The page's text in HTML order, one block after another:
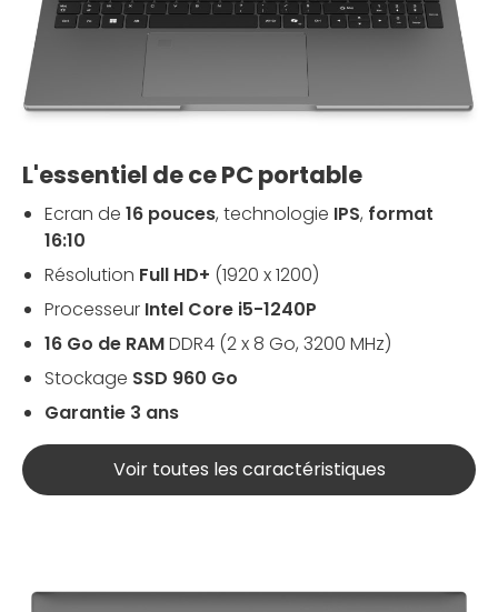
L'essentiel de ce PC portable
Ecran de 16 pouces, technologie IPS, format
16:10
Résolution Full HD+ (1920 x 1200)
Processeur Intel Core i5-1240P
16 Go de RAMDDR4 (2 x 8 Go, 3200 MHz)
Stockage SSD 960 Go
Garantie 3 ans
Voir toutes les caractéristiques